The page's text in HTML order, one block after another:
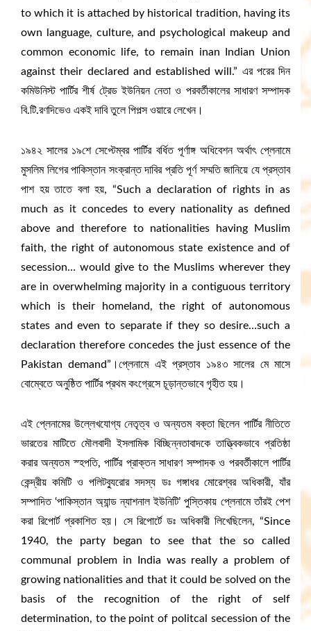
to which it is attached by historical tradition, having its
own language, culture, and psychological makeup and
common economic life, to remain inan Indian Union
against their declared and established will.” এর পরের দিন
কমিউনিস্ট পার্টির শীর্ষ ট্রেড ইউনিয়ন নেতা ও পরবর্তীকালের সাধারণ সম্পাদক
বি.টি.রণদিভেও একই দাবি তুলে পিপল্স ওয়ারে লেখেন।
১৯৪২ সালের ১৯শে সেপ্টেম্বর পার্টির বর্ধিত পূর্ণাঙ্গ অধিবেশন অর্থাৎ প্লেনামে
মুসলিম লিগের পাকিস্তান সংক্রান্ত দাবির প্রতি পূর্ণ সম্মতি জানিয়ে যে প্রস্তাব
পাশ হয় তাতে বলা হয়, “Such a declaration of rights in as
much as it concedes to every nationality as defined
above and therefore to nationalities having Muslim
faith, the right of autonomous state existence and of
secession… would give to the Muslims wherever they
are in overwhelming majority in a contiguous territory
which is their homeland, the right of autonomous
states and even to separate if they so desire…such a
declaration therefore concedes the just essence of the
Pakistan demand”।প্লেনামে এই প্রস্তাব ১৯৪৩ সালের মে মাসে
বোম্বেতে অনুষ্ঠিত পার্টির প্রথম কংগ্রেসে চূড়ান্তভাবে গৃহীত হয়।
এই প্লেনামের উল্লেখযোগ্য নেতৃত্ব ও অন্যতম বক্তা ছিলেন পার্টির নীতিতে
ভারতের মাটিতে মৌলবাদী ইসলামিক বিচ্ছিন্নতাবাদকে তাত্ত্বিকভাবে প্রতিষ্ঠা
করার অন্যতম স্হপতি, পার্টির প্রাক্তন সাধারণ সম্পাদক ও পরবর্তীকালে পার্টির
কেন্দ্রীয় কমিটি ও পলিটব্যুরোর সদস্য ডঃ গঙ্গাধর মোরেশ্বর অধিকারী, যাঁর
সম্পাদিত ‘পাকিস্তান অ্যান্ড ন্যাশনাল ইউনিটি’ পুস্তিকায় প্লেনামে তাঁরই পেশ
করা রিপোর্ট প্রকাশিত হয়। সে রিপোর্টে ডঃ অধিকারী লিখেছিলেন, “Since
1940, the party began to see that the so called
communal problem in India was really a problem of
growing nationalities and that it could be solved on the
basis of the recognition of the right of self
determination, to the point of politcal secession of the